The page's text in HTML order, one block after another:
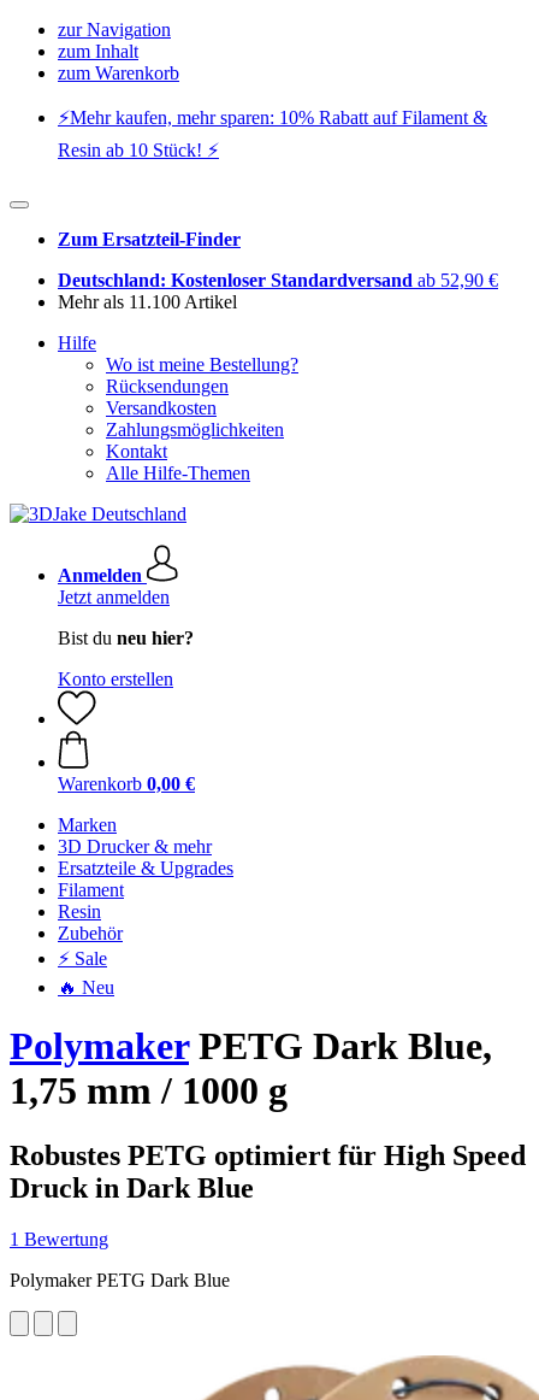
zur Navigation
zum Inhalt
zum Warenkorb
⚡️Mehr kaufen, mehr sparen: 10% Rabatt auf Filament &
Resin ab 10 Stück! ⚡️
Zum Ersatzteil-Finder
Deutschland: Kostenloser Standardversand ab 52,90 €
Mehr als 11.100 Artikel
Hilfe
Wo ist meine Bestellung?
Rücksendungen
Versandkosten
Zahlungsmöglichkeiten
Kontakt
Alle Hilfe-Themen
Anmelden
Jetzt anmelden
Bist du neu hier?
Konto erstellen
Warenkorb 0,00 €
Marken
3D Drucker & mehr
Ersatzteile & Upgrades
Filament
Resin
Zubehör
⚡ Sale
🔥 Neu
PolymakerPETG Dark Blue,
1,75 mm / 1000 g
Robustes PETG optimiert für High Speed
Druck in Dark Blue
1 Bewertung
Polymaker PETG Dark Blue